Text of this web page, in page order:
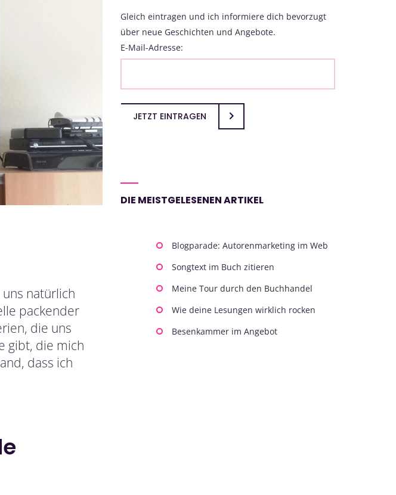
natürlich
packender
die uns
gibt, die mich
dass ich
Gleich eintragen und ich informiere dich bevorzugt
über neue Geschichten und Angebote.
E-Mail-Adresse:
JETZT EINTRAGEN
DIE MEISTGELESENEN ARTIKEL
Blogparade: Autorenmarketing im Web
Songtext im Buch zitieren
Meine Tour durch den Buchhandel
Wie deine Lesungen wirklich rocken
Besenkammer im Angebot